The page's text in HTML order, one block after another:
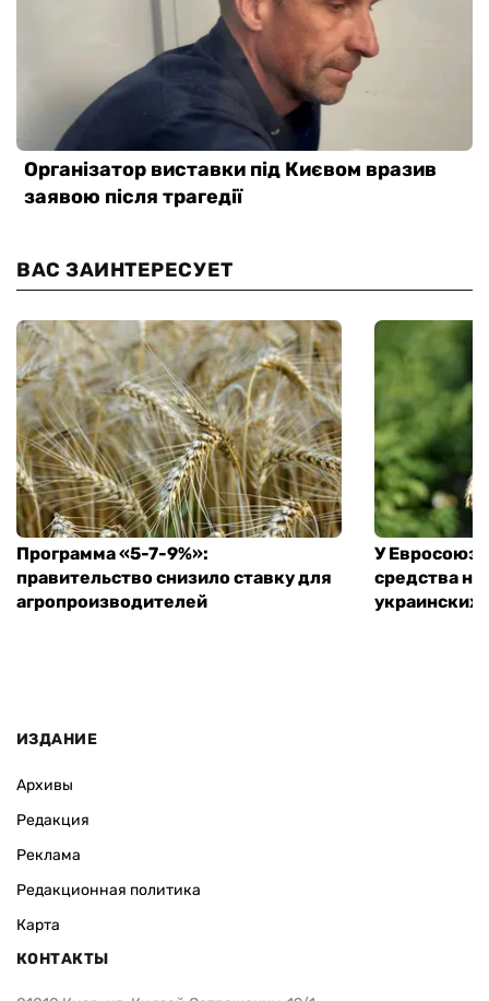
ВАС ЗАИНТЕРЕСУЕТ
Программа «5-7-9%»:
правительство снизило ставку для
агропроизводителей
У
средства
ИЗДАНИЕ
Архивы
Редакция
Реклама
Редакционная политика
Карта
КОНТАКТЫ